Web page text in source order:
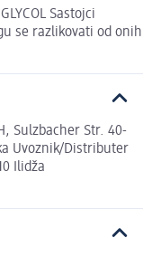
Sastojci
se razlikovati od onih
Sulzbacher Str. 40-
Uvoznik/Distributer
Ilidža